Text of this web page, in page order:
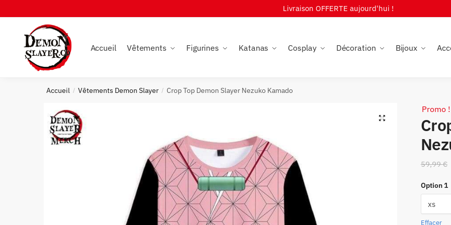
to
navigation
to
Livraison OFFERTE aujourd'hui !
Accueil Vêtements Figurines Katanas Cosplay Décoration Bijoux
Accueil / Vêtements Demon Slayer / Crop Top Demon Slayer Nezuko Kamado
🔍
Promo !
59,99€
Option 1
Effacer